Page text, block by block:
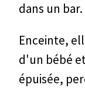
dans un bar.
Enceinte,
d'un bébé
épuisée,